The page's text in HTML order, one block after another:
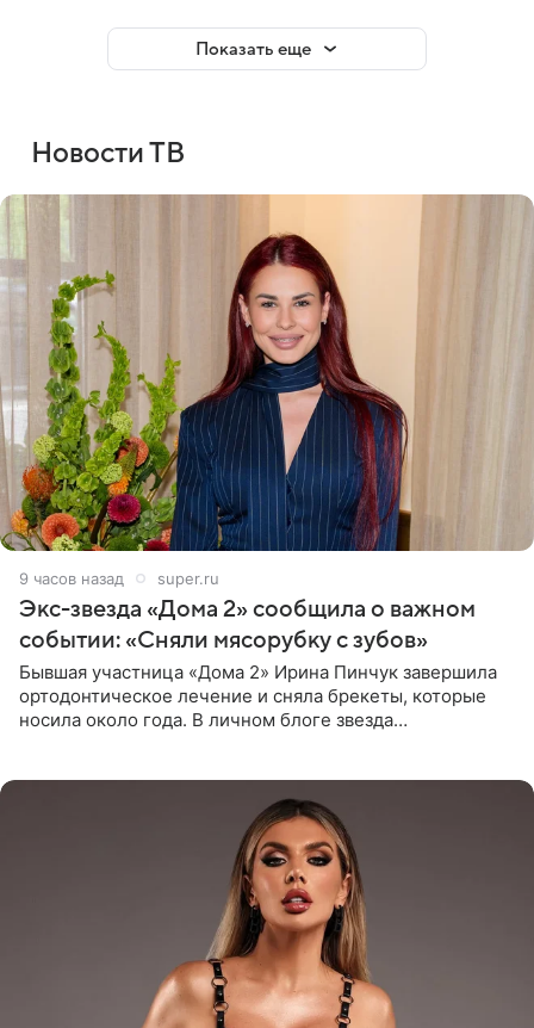
Показать еще
Новости ТВ
9 часов назад super.ru
Экс-звезда «Дома 2» сообщила о важном
событии: «Сняли мясорубку с зубов»
Бывшая участница «Дома 2» Ирина Пинчук завершила
ортодонтическое лечение и сняла брекеты, которые
носила около года. В личном блоге звезда